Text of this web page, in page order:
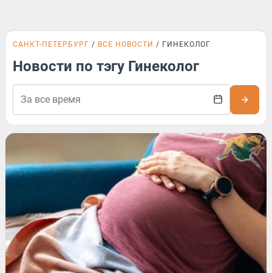
САНКТ-ПЕТЕРБУРГ ВСЕ НОВОСТИ ГИНЕКОЛОГ
Новости по тэгу Гинеколог